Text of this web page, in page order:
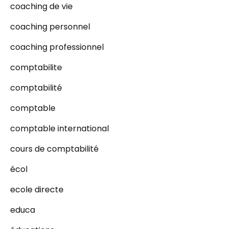
coaching de vie
coaching personnel
coaching professionnel
comptabilite
comptabilité
comptable
comptable international
cours de comptabilité
écol
ecole directe
educa